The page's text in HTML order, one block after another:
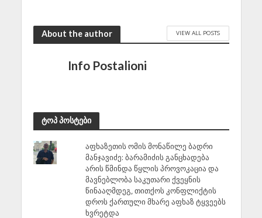
About the author VIEW ALL POSTS
Info Postalioni
ტოპ პოსტები
აფხაზეთის ომის მონაწილე ბადრი
მანჯავიძე: ბარამიძის განცხადება
არის წმინდა წყლის პროვოკაცია და
მავნებლობა საკუთარი ქვეყნის
წინააღმდეგ, თითქოს კონფლიქტის
დროს ქართული მხარე აფხაზ ტყვეებს
ხვრეტდა